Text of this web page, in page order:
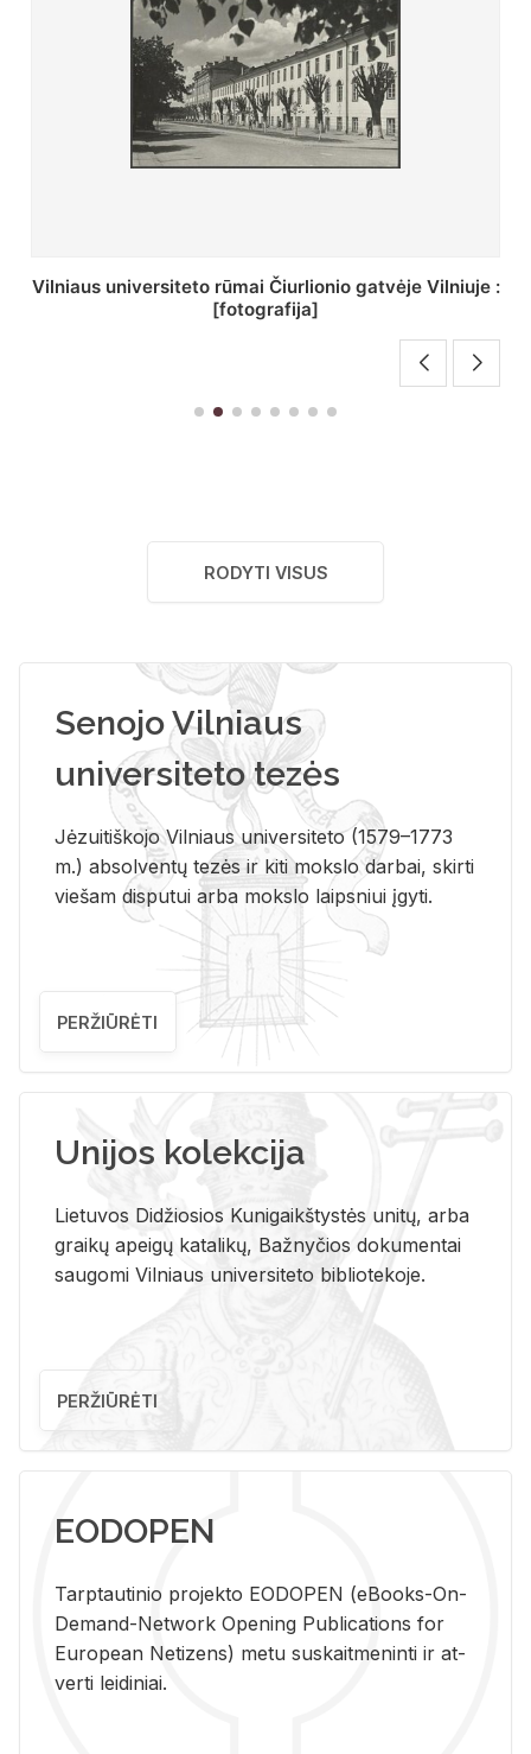
St. Batoro universiteto J. Pilsudskio kolegija :
[fotografija]
RODYTI VISUS
Senojo Vilniaus
universiteto tezės
Jėzuitiškojo Vilniaus universiteto (1579–1773
m.) absolventų tezės ir kiti mokslo darbai, skirti
viešam disputui arba mokslo laipsniui įgyti.
PERŽIŪRĖTI
Unijos kolekcija
Lietuvos Didžiosios Kunigaikštystės unitų, arba
graikų apeigų katalikų, Bažnyčios dokumentai
saugomi Vilniaus universiteto bibliotekoje.
PERŽIŪRĖTI
EODOPEN
Tarp­tau­ti­nio pro­jek­to EO­DO­PEN (eBo­oks-On-
De­mand-Ne­twork Ope­ning Pub­li­ca­tions for
Eu­ro­pe­an Ne­ti­zens) metu su­skait­me­nin­ti ir at­
ver­ti lei­di­niai.